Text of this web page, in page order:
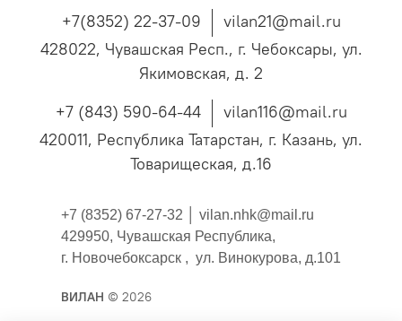
+7(8352) 22-37-09
vilan21@mail.ru
428022, Чувашская Респ., г. Чебоксары, ул.
Якимовская, д. 2
+7 (843) 590-64-44
vilan116@mail.ru
420011, Республика Татарстан, г. Казань, ул.
Товарищеская, д.16
+7 (8352) 67-27-32 │ vilan.nhk@mail.ru
429950, Чувашская Республика,
г. Новочебоксарск , ул. Винокурова, д.101
ВИЛАН © 2026